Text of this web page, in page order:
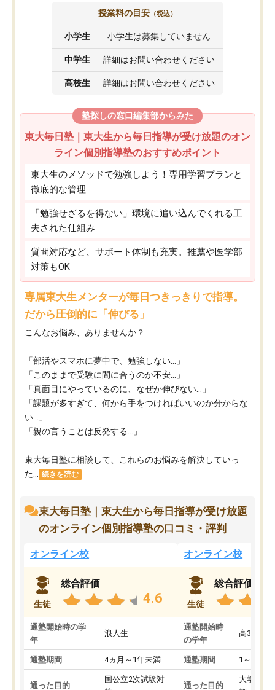
授業料の目安 （税込）
小学生 小学生は募集していません
中学生 詳細はお問い合わせください
高校生 詳細はお問い合わせください
塾探しの窓口編集部からみた
東大毎日塾｜東大生から毎日指導が受け放題のオン
ライン個別指導塾のおすすめポイント
東大生のメソッドで勉強しよう！専用学習プランと
徹底的な管理
「勉強せざるを得ない」環境に追い込んでくれる工
夫された仕組み
質問対応など、サポート体制も充実。推薦や医学部
対策もOK
専属東大生メンターが毎日つきっきりで指導。
だから圧倒的に「伸びる」
こんなお悩み、ありませんか？
「部活やスマホに夢中で、勉強しない…」
「このままで受験に間に合うのか不安…」
「真面目にやっているのに、なぜか伸びない…」
「課題が多すぎて、何から手をつければいいのか分からな
い…」
「親の言うことは反発する…」
東大毎日塾に相談して、これらのお悩みを解決していっ
た...
続きを読む
東大毎日塾｜東大生から毎日指導が受け放題
のオンライン個別指導塾の口コミ・評判
オンライン校
生徒
総合評価
4.6
通塾開始時の学
年
浪人生
通塾期間 4ヵ月～1年未満
通った目的
国公立2次試験対
オンライン校
生徒
総合評価
通塾開始時
の学年
高3
通塾期間 1～3ヵ月
通った目的
大学入学